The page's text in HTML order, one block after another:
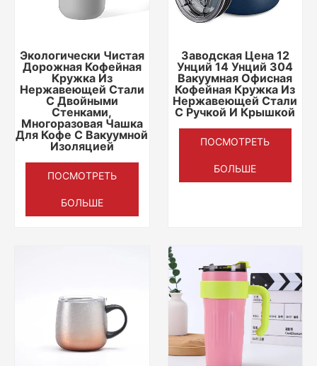
Экологически Чистая
Дорожная Кофейная
Кружка Из
Нержавеющей Стали
С Двойными
Стенками,
Многоразовая Чашка
Для Кофе С Вакуумной
Изоляцией
ПОСМОТРЕТЬ
БОЛЬШЕ
Заводская Цена 12
Унций 14 Унций 304
Вакуумная Офисная
Кофейная Кружка Из
Нержавеющей Стали
С Ручкой И Крышкой
ПОСМОТРЕТЬ
БОЛЬШЕ